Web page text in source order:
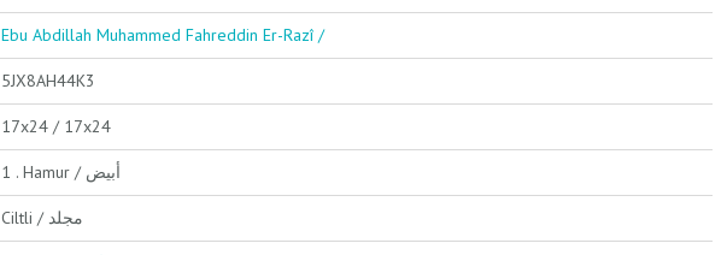
Ebu Abdillah Muhammed Fahreddin Er-Razî /
5JX8AH44K3
17x24 / 17x24
1 . Hamur / أبيض
Ciltli / مجلد